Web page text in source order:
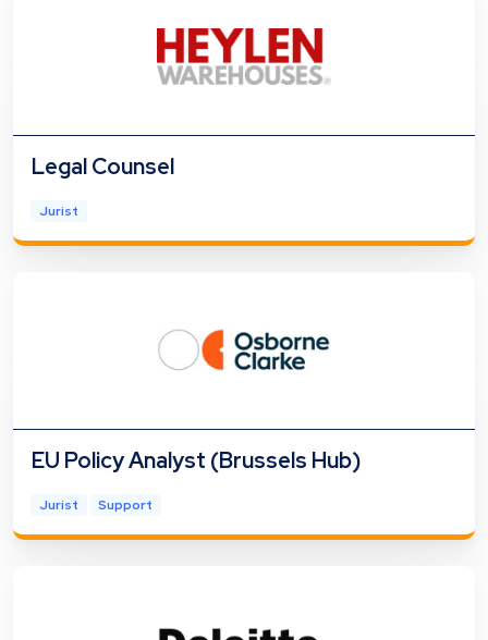
Legal Counsel
Jurist
EU Policy Analyst (Brussels Hub)
Jurist Support